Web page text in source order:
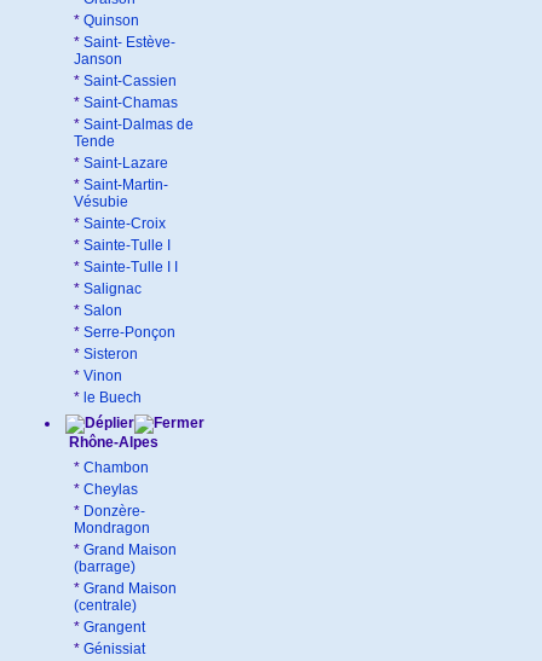
* Quinson
* Saint- Estève-
Janson
* Saint-Cassien
* Saint-Chamas
* Saint-Dalmas de
Tende
* Saint-Lazare
* Saint-Martin-
Vésubie
* Sainte-Croix
* Sainte-Tulle I
* Sainte-Tulle I I
* Salignac
* Salon
* Serre-Ponçon
* Sisteron
* Vinon
* le Buech
Rhône-Alpes
* Chambon
* Cheylas
* Donzère-
Mondragon
* Grand Maison
(barrage)
* Grand Maison
(centrale)
* Grangent
* Génissiat